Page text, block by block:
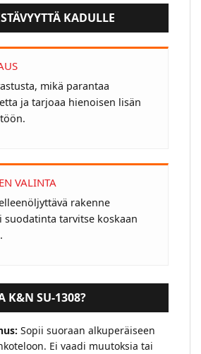
KADULLE
mikä parantaa
ja tarjoaa hienoisen lisän
VALINTA
rakenne
tarvitse koskaan
K&N SU-1308?
Sopii suoraan alkuperäiseen
Ei vaadi muutoksia tai